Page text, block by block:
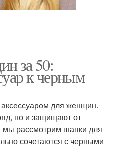
за 50:
к черным
для женщин.
но и защищают от
мы рассмотрим шапки для
сочетаются с черными